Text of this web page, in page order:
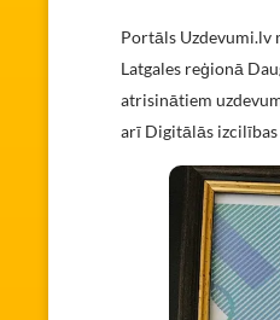
Portāls Uzdevumi.lv
Latgales reģionā
atrisinātiem
arī Digitālās izcilības